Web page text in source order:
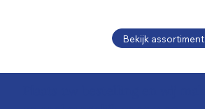
Bekijk assortiment